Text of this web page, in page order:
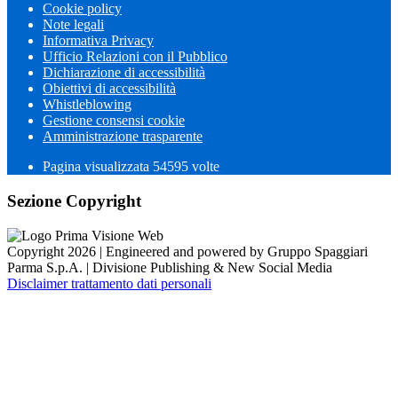
Cookie policy
Note legali
Informativa Privacy
Ufficio Relazioni con il Pubblico
Dichiarazione di accessibilità
Obiettivi di accessibilità
Whistleblowing
Gestione consensi cookie
Amministrazione trasparente
Pagina visualizzata 54595 volte
Sezione Copyright
Copyright 2026 | Engineered and powered by Gruppo Spaggiari
Parma S.p.A. | Divisione Publishing & New Social Media
Disclaimer trattamento dati personali